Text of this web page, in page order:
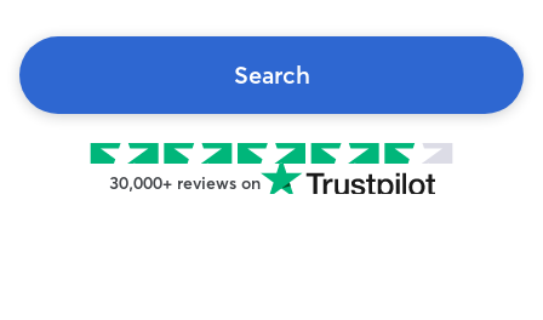
Search
30,000+ reviews on